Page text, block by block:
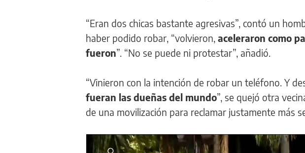
“Eran dos chicas bastante agresivas”, contó un
haber podido robar, “volvieron, aceleraron como
fueron”. “No se puede ni protestar”, añadió.
“Vinieron con la intención de robar un teléfono. Y
fueran las dueñas del mundo”, se quejó otra
de una movilización para reclamar justamente más